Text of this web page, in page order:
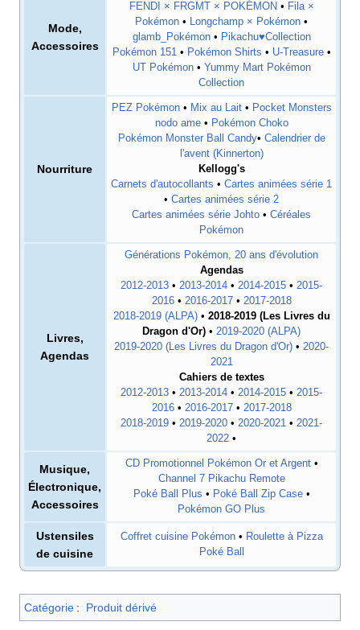
Mode,
Accessoires
FENDI × FRGMT × POKÉMON • Fila ×
Pokémon • Longchamp × Pokémon •
glamb_Pokémon• Pikachu♥Collection
Pokémon 151• Pokémon Shirts • U-Treasure•
UT Pokémon• Yummy Mart Pokémon
Collection
Nourriture
PEZ Pokémon• Mix au Lait• Pocket Monsters
nodo ame• Pokémon Choko
Pokémon Monster Ball Candy• Calendrier de
l'avent (Kinnerton)
Kellogg's
Carnets d'autocollants • Cartes animées série 1
• Cartes animées série 2
Cartes animées série Johto • Céréales
Pokémon
Livres,
Agendas
Générations Pokémon, 20 ans d'évolution
Agendas
2012-2013 • 2013-2014 • 2014-2015 • 2015-
2016• 2016-2017• 2017-2018
2018-2019 (ALPA)• 2018-2019 (Les Livres du
Dragon d'Or) • 2019-2020 (ALPA)
2019-2020 (Les Livres du Dragon d'Or) • 2020-
2021
Cahiers de textes
2012-2013 • 2013-2014 • 2014-2015 • 2015-
2016• 2016-2017• 2017-2018
2018-2019 • 2019-2020 • 2020-2021 • 2021-
2022 •
Musique,
Électronique,
Accessoires
CD Promotionnel Pokémon Or et Argent•
Channel 7 Pikachu Remote
Poké Ball Plus • Poké Ball Zip Case•
Pokémon GO Plus
Ustensiles
de cuisine
Coffret cuisine Pokémon• Roulette à Pizza
Poké Ball
Catégorie : Produit dérivé